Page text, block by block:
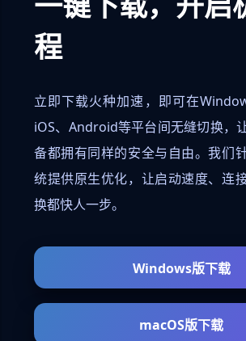
程
立即下载火种加速，即可在
iOS、Android等平台间无缝切换，
备都拥有同样的安全与自由。我们
统提供原生优化，让启动速度、连
换都快人一步。
Windows版下载
macOS版下载